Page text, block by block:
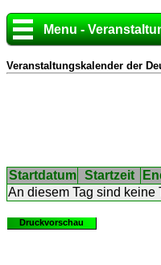
Menu -
Veranstaltungskalender der
Startdatum Startzeit
An diesem Tag sind keine
Druckvorschau